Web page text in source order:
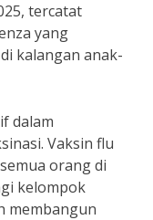
tercatat
yang
kalangan anak-
dalam
Vaksin flu
orang di
kelompok
membangun